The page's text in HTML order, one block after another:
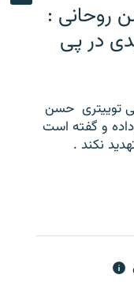
روحانی :
در پی
توییتری ‌ حسن
و گفته است
نکند .